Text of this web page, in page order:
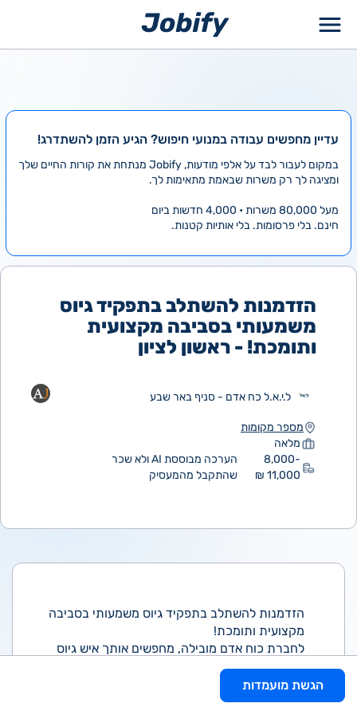
עדיין מחפשים עבודה במנועי חיפוש? הגיע הזמן להשתדרג!
במקום לעבור לבד על אלפי מודעות, Jobify מנתחת את קורות החיים שלך
ומציגה לך רק משרות שבאמת מתאימות לך.
מעל 80,000 משרות • 4,000 חדשות ביום
חינם. בלי פרסומות. בלי אותיות קטנות.
הזדמנות להשתלב בתפקיד גיוס
משמעותי בסביבה מקצועית
ותומכת! - ראשון לציון
ל.י.א.ל כח אדם - סניף באר שבע
מספר מקומות
מלאה
8,000-
11,000 ₪
הערכה מבוססת AI ולא שכר
שהתקבל מהמעסיק
הזדמנות להשתלב בתפקיד גיוס משמעותי בסביבה
מקצועית ותומכת!
לחברת כוח אדם מובילה, מחפשים אותך איש גיוס
שמחפש/ת את האתגר הבא!
ניהול תהליכי גיוס מקצה לקצה
סינון קו"ח, ראיונות טלפוניים ופרונטליים
הגשת מועמדות